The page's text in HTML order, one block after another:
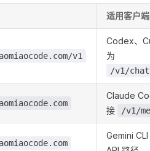
适用客户
v1
Codex、
为
/v1/
Claude
接
/v1/
Gemini